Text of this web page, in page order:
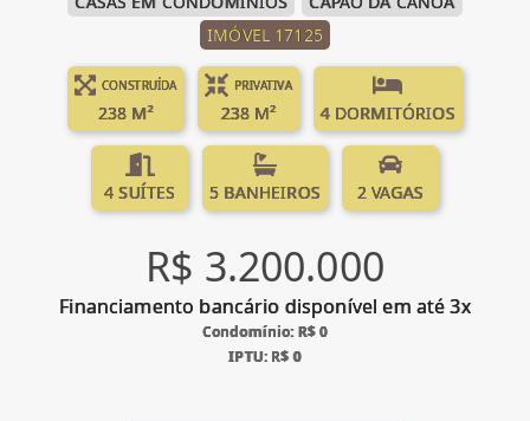
IMÓVEL 17125
CONSTRUÍDA
238 M²
PRIVATIVA
238 M² 4 DORMITÓRIOS
4 SUÍTES 5 BANHEIROS 2 VAGAS
R$ 3.200.000
Financiamento bancário disponível em até 3x
Condomínio: R$ 0
IPTU: R$ 0